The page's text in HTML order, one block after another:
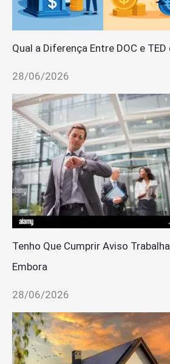
Qual a Diferença Entre DOC e
28/06/2026
Tenho Que Cumprir Aviso
Embora
28/06/2026